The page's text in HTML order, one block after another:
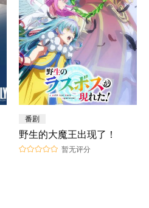
番剧
野生的大魔王出现了！
暂无评分